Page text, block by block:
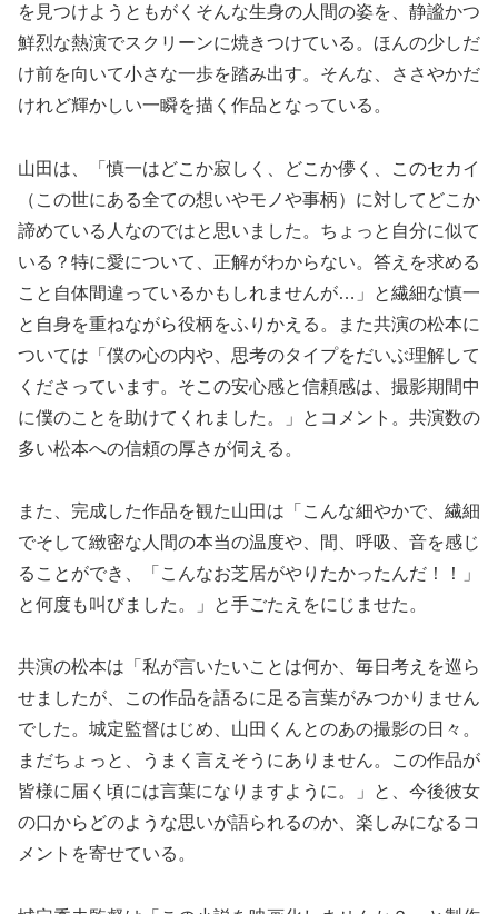
を見つけようともがくそんな生身の人間の姿を、静謐かつ
鮮烈な熱演でスクリーンに焼きつけている。ほんの少しだ
け前を向いて小さな一歩を踏み出す。そんな、ささやかだ
けれど輝かしい一瞬を描く作品となっている。
山田は、「慎一はどこか寂しく、どこか儚く、このセカイ
（この世にある全ての想いやモノや事柄）に対してどこか
諦めている人なのではと思いました。ちょっと自分に似て
いる？特に愛について、正解がわからない。答えを求める
こと自体間違っているかもしれませんが…」と繊細な慎一
と自身を重ねながら役柄をふりかえる。また共演の松本に
ついては「僕の心の内や、思考のタイプをだいぶ理解して
くださっています。そこの安心感と信頼感は、撮影期間中
に僕のことを助けてくれました。」とコメント。共演数の
多い松本への信頼の厚さが伺える。
また、完成した作品を観た山田は「こんな細やかで、繊細
でそして緻密な人間の本当の温度や、間、呼吸、音を感じ
ることができ、「こんなお芝居がやりたかったんだ！！」
と何度も叫びました。」と手ごたえをにじませた。
共演の松本は「私が言いたいことは何か、毎日考えを巡ら
せましたが、この作品を語るに足る言葉がみつかりません
でした。城定監督はじめ、山田くんとのあの撮影の日々。
まだちょっと、うまく言えそうにありません。この作品が
皆様に届く頃には言葉になりますように。」と、今後彼女
の口からどのような思いが語られるのか、楽しみになるコ
メントを寄せている。